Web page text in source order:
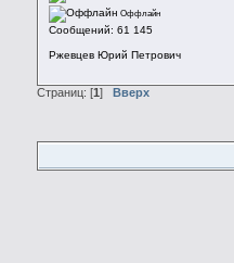
Оффлайн
Сообщений: 61 145
Ржевцев Юрий Петрович
Страниц: [1] Вверх